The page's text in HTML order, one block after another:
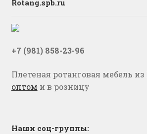
Rotang.spb.ru
+7 (981) 858-23-96
Плетеная ротанговая мебель
оптом и в розницу
Наши соц-группы: